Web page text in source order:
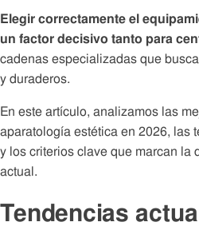
Elegir correctamente el
un factor decisivo tanto para
cadenas especializadas que
y duraderos.
En este artículo, analizamos las
aparatología estética en 2026, las
y los criterios clave que marcan la
actual.
Tendencias